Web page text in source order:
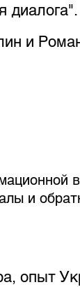
диалога".
и
и
опыт